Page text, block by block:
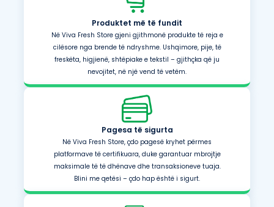
Produktet më të fundit
Në Viva Fresh Store gjeni gjithmonë produkte të reja e
cilësore nga brende të ndryshme. Ushqimore, pije, të
freskëta, higjienë, shtëpiake e tekstil – gjithçka që ju
nevojitet, në një vend të vetëm.
Pagesa të sigurta
Në Viva Fresh Store, çdo pagesë kryhet përmes
platformave të certifikuara, duke garantuar mbrojtje
maksimale të të dhënave dhe transaksioneve tuaja.
Blini me qetësi – çdo hap është i sigurt.